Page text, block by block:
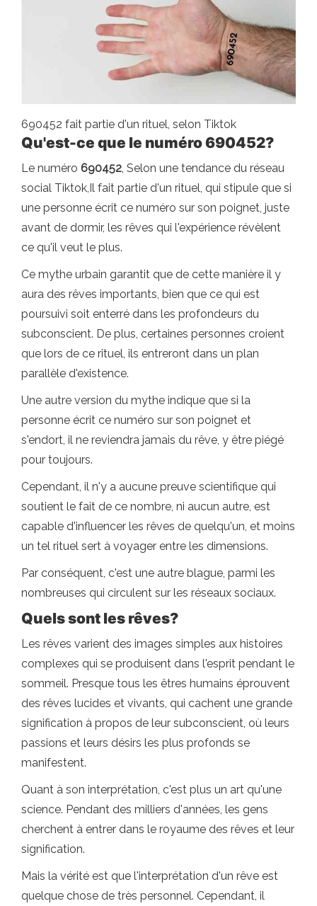
690452 fait partie d'un rituel, selon Tiktok
Qu'est-ce que le numéro 690452?
Le numéro 690452, Selon une tendance du réseau
social Tiktok,Il fait partie d'un rituel, qui stipule que si
une personne écrit ce numéro sur son poignet, juste
avant de dormir, les rêves qui l'expérience révèlent
ce qu'il veut le plus.
Ce mythe urbain garantit que de cette manière il y
aura des rêves importants, bien que ce qui est
poursuivi soit enterré dans les profondeurs du
subconscient. De plus, certaines personnes croient
que lors de ce rituel, ils entreront dans un plan
parallèle d'existence.
Une autre version du mythe indique que si la
personne écrit ce numéro sur son poignet et
s'endort, il ne reviendra jamais du rêve, y être piégé
pour toujours.
Cependant, il n'y a aucune preuve scientifique qui
soutient le fait de ce nombre, ni aucun autre, est
capable d'influencer les rêves de quelqu'un, et moins
un tel rituel sert à voyager entre les dimensions.
Par conséquent, c'est une autre blague, parmi les
nombreuses qui circulent sur les réseaux sociaux.
Quels sont les rêves?
Les rêves varient des images simples aux histoires
complexes qui se produisent dans l'esprit pendant le
sommeil. Presque tous les êtres humains éprouvent
des rêves lucides et vivants, qui cachent une grande
signification à propos de leur subconscient, où leurs
passions et leurs désirs les plus profonds se
manifestent.
Quant à son interprétation, c'est plus un art qu'une
science. Pendant des milliers d'années, les gens
cherchent à entrer dans le royaume des rêves et leur
signification.
Mais la vérité est que l'interprétation d'un rêve est
quelque chose de très personnel. Cependant, il